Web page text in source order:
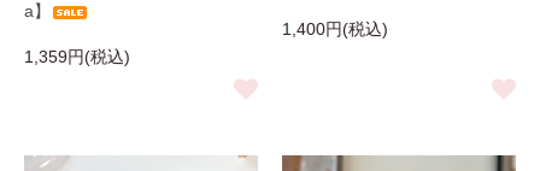
a】
1,359円(税込)
1,400円(税込)